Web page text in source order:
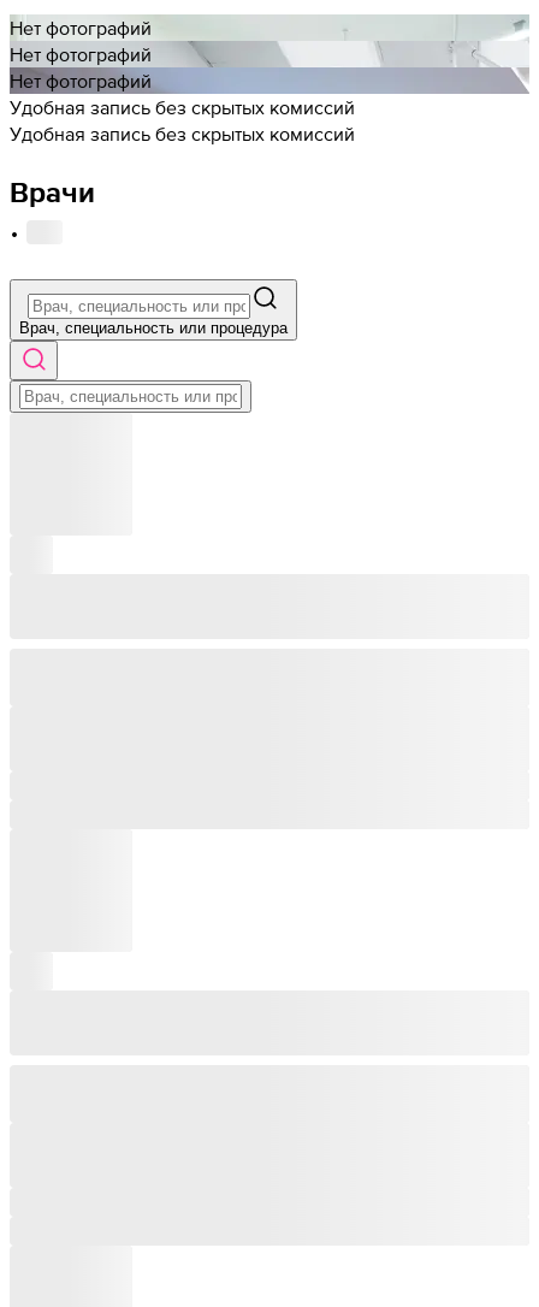
Нет фотографий
Нет фотографий
Нет фотографий
Удобная запись без скрытых комиссий
Удобная запись без скрытых комиссий
Врачи
·
Врач, специальность или процедура